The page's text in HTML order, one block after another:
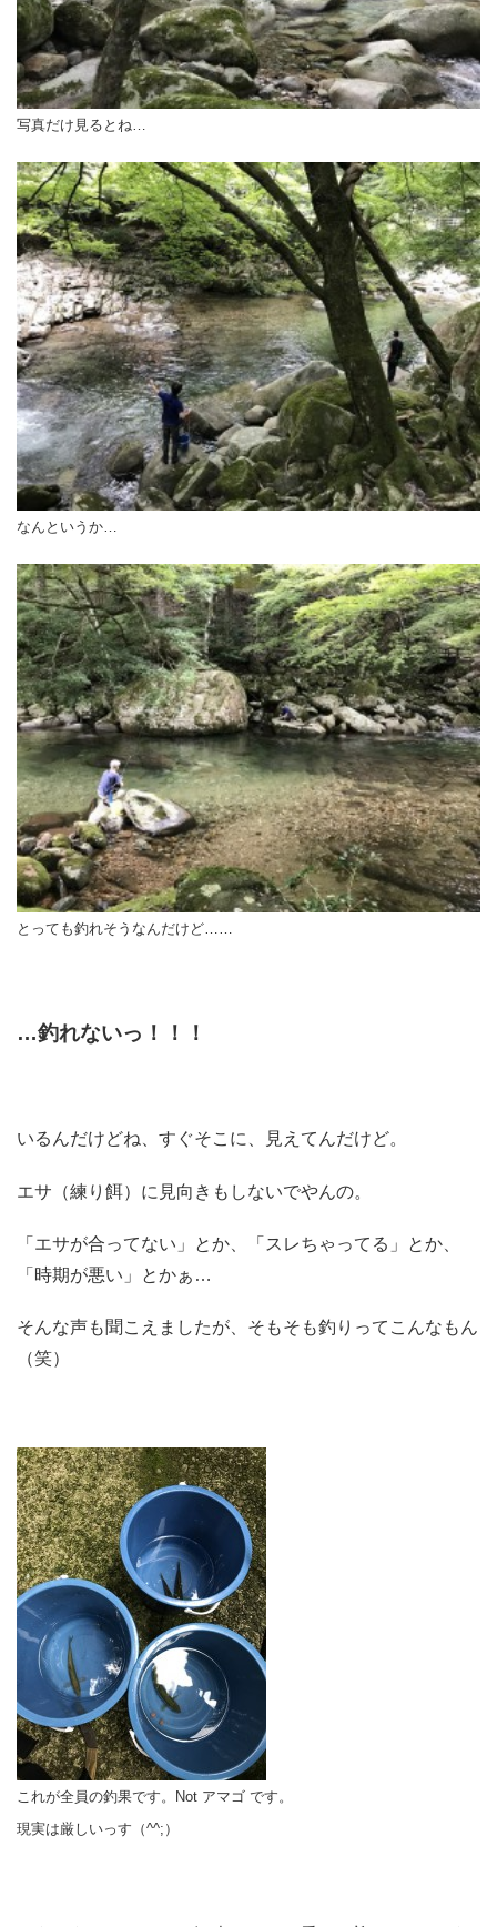
写真だけ見るとね…
なんというか…
とっても釣れそうなんだけど……
…釣れないっ！！！
いるんだけどね、すぐそこに、見えてんだけど。
エサ（練り餌）に見向きもしないでやんの。
「エサが合ってない」とか、「スレちゃってる」とか、
「時期が悪い」とかぁ…
そんな声も聞こえましたが、そもそも釣りってこんなもん
（笑）
これが全員の釣果です。Not アマゴ です。
現実は厳しいっす（^^;）